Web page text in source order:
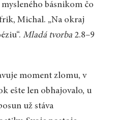
básnikom čo
Michal. „Na okraj
Mladá tvorba2.8–9
moment zlomu, v
ešte len obhajovalo, u
už stáva